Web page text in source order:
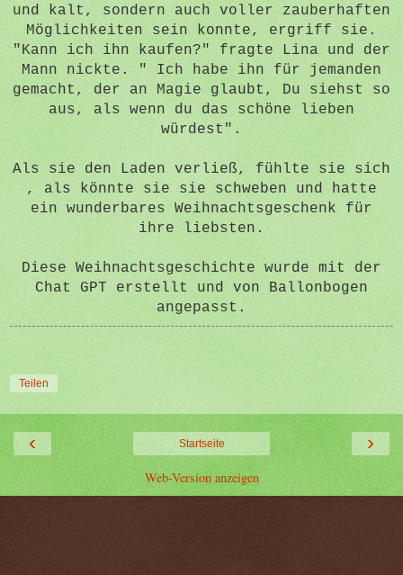
und kalt, sondern auch voller zauberhaften
Möglichkeiten sein konnte, ergriff sie.
"Kann ich ihn kaufen?" fragte Lina und der
Mann nickte. " Ich habe ihn für jemanden
gemacht, der an Magie glaubt, Du siehst so
aus, als wenn du das schöne lieben
würdest".
Als sie den Laden verließ, fühlte sie sich
, als könnte sie sie schweben und hatte
ein wunderbares Weihnachtsgeschenk für
ihre liebsten.
Diese Weihnachtsgeschichte wurde mit der
Chat GPT erstellt und von Ballonbogen
angepasst.
Teilen
‹ ›
Startseite
Web-Version anzeigen